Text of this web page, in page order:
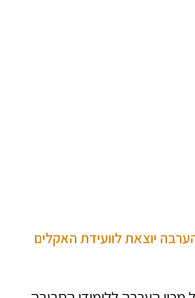
יוצאת לוועידת האקלים